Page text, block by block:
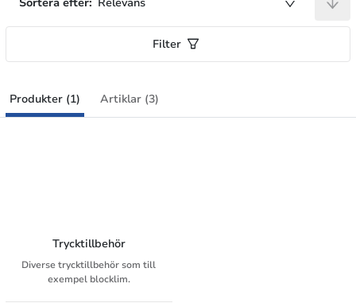
Filter
Produkter (1) Artiklar (3)
Trycktillbehör
Diverse trycktillbehör som till
exempel blocklim.